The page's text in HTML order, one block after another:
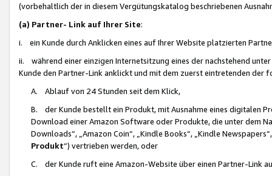
(vorbehaltlich der in diesem Vergütungskatalog beschriebenen
(a) Partner- Link auf Ihrer Site:
i. ein Kunde durch Anklicken eines auf Ihrer Website platzierten
ii. während einer einzigen Internetsitzung eines der nachstehend
Kunde den Partner-Link anklickt und mit dem zuerst eintretenden der
A. Ablauf von 24 Stunden seit dem Klick,
B. der Kunde bestellt ein Produkt, mit Ausnahme eines digitalen
Download einer Amazon Software oder Produkte, die unter dem
Downloads“, „Amazon Coin“, „Kindle Books“, „Kindle
Produkt“) vertrieben werden, oder
C. der Kunde ruft eine Amazon-Website über einen Partner-Link